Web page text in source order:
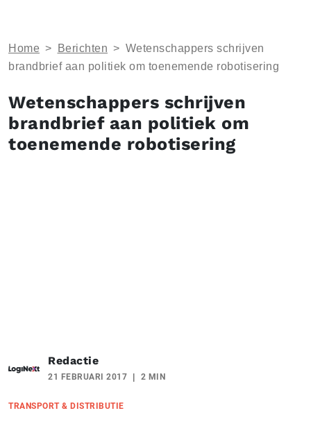
Home > Berichten > Wetenschappers schrijven
brandbrief aan politiek om toenemende robotisering
Wetenschappers schrijven
brandbrief aan politiek om
toenemende robotisering
Redactie
21 FEBRUARI 2017 2 MIN
TRANSPORT & DISTRIBUTIE